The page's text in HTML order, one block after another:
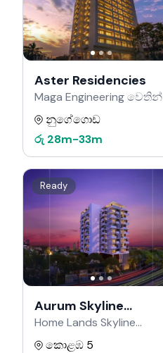
Aster Residencies
Maga Engineering වෙතින්
නුගේගොඩ
රු 28m-33m
Ready
Aurum Skyline
Residencies
Home Lands Skyline
වෙතින්
කොළඹ 5